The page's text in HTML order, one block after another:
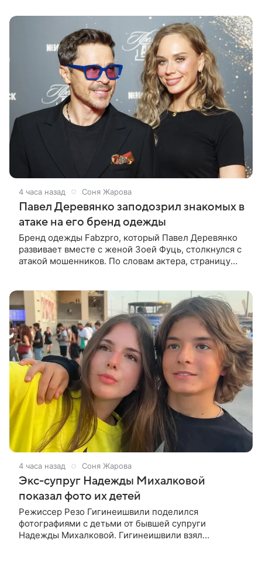
4 часа назад Соня Жарова
Павел Деревянко заподозрил знакомых в
атаке на его бренд одежды
Бренд одежды Fabzpro, который Павел Деревянко
развивает вместе с женой Зоей Фуць, столкнулся с
атакой мошенников. По словам актера, страницу
4 часа назад Соня Жарова
Экс-супруг Надежды Михалковой
показал фото их детей
Режиссер Резо Гигинеишвили поделился
фотографиями с детьми от бывшей супруги
Надежды Михалковой. Гигинеишвили взял